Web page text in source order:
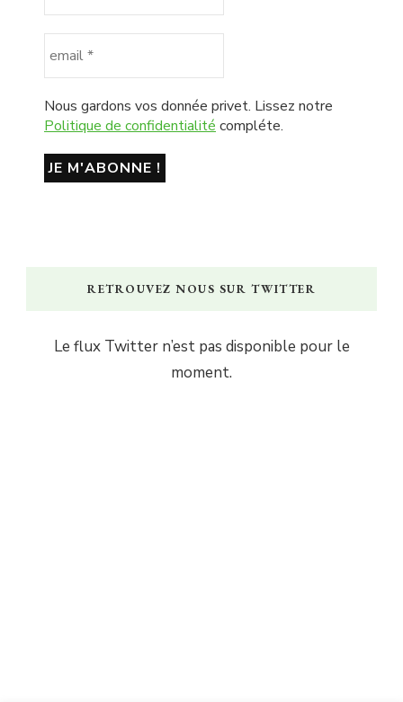
Nous gardons vos donnée privet. Lissez notre
Politique de confidentialité compléte.
RETROUVEZ NOUS SUR TWITTER
Le flux Twitter n’est pas disponible pour le
moment.